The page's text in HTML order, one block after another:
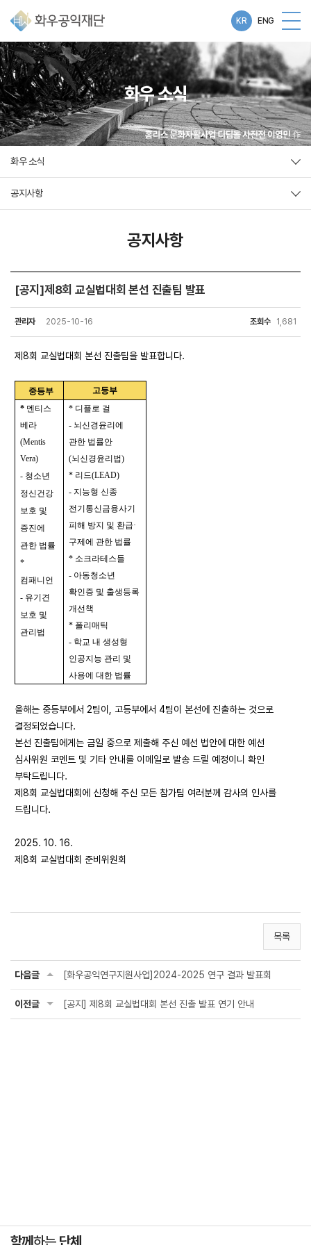
KR ENG
화우 소식
화우 소식
공지사항
공지사항
[공지]제8회 교실법대회 본선 진출팀 발표
관리자 2025-10-16 조회수 1,681
제8회 교실법대회 본선 진출팀을 발표합니다.
중등부
고등부
* 멘티스
베라
(Mentis
Vera)
- 청소년
정신건강
보호 및
증진에
관한 법률
*
컴패니언
- 유기견
보호 및
관리법
* 디플로 걸
- 뇌신경윤리에
관한 법률안
(뇌신경윤리법)
* 리드(LEAD)
- 지능형 신종
전기통신금융사기
피해 방지 및 환급·
구제에 관한 법률
* 소크라테스들
- 아동청소년
확인증 및 출생등록
개선책
* 폴리매틱
- 학교 내 생성형
인공지능 관리 및
사용에 대한 법률
올해는 중등부에서 2팀이, 고등부에서 4팀이 본선에 진출하는 것으로
결정되었습니다.
본선 진출팀에게는 금일 중으로 제출해 주신 예선 법안에 대한 예선
심사위원 코멘트 및 기타 안내를 이메일로 발송 드릴 예정이니 확인
부탁드립니다.
제8회 교실법대회에 신청해 주신 모든 참가팀 여러분께 감사의 인사를
드립니다.
2025. 10. 16.
제8회 교실법대회 준비위원회
목록
다음글 [화우공익연구지원사업]2024-2025 연구 결과 발표회
이전글 [공지] 제8회 교실법대회 본선 진출 발표 연기 안내
함께하는 단체